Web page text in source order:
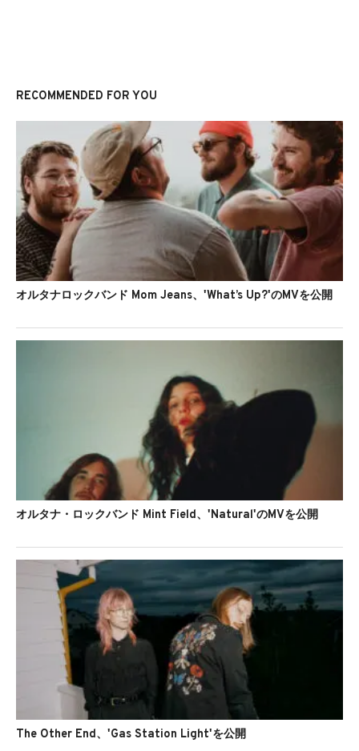
RECOMMENDED FOR YOU
オルタナロックバンド Mom Jeans、'What’s Up?'のMVを公開
オルタナ・ロックバンド Mint Field、'Natural'のMVを公開
The Other End、'Gas Station Light'を公開